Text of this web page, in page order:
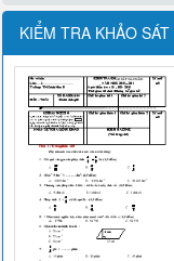
KIỂM TRA KHẢO